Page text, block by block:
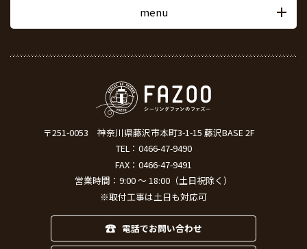
menu
〒251-0053
神奈川県藤沢市本町3-1-15 藤沢BASE 2F
TEL： 0466-47-9490
FAX：0466-47-9491
営業時間：9:00 ～ 18:00（土日祝除く）
※取付工事は土日も対応可
電話でお問い合わせ